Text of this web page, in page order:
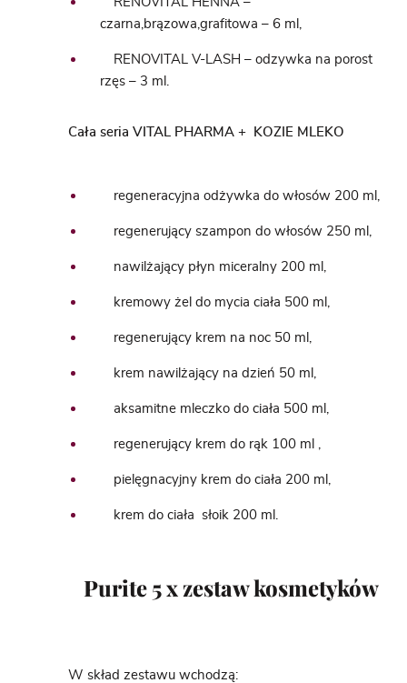
czarna,brązowa,grafitowa – 6 ml,
RENOVITAL V-LASH – odzywka na porost
rzęs – 3 ml.
Cała seria VITAL PHARMA + KOZIE MLEKO
regeneracyjna odżywka do włosów 200 ml,
regenerujący szampon do włosów 250 ml,
nawilżający płyn miceralny 200 ml,
kremowy żel do mycia ciała 500 ml,
regenerujący krem na noc 50 ml,
krem nawilżający na dzień 50 ml,
aksamitne mleczko do ciała 500 ml,
regenerujący krem do rąk 100 ml ,
pielęgnacyjny krem do ciała 200 ml,
krem do ciała słoik 200 ml.
Purite 5 x zestaw kosmetyków
W skład zestawu wchodzą: